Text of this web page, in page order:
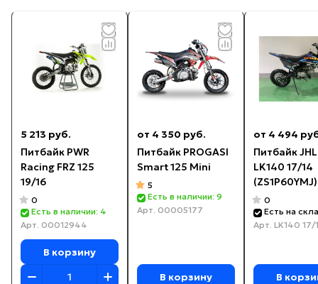
5 213 руб.
Питбайк PWR
Racing FRZ 125
19/16
0
Есть в наличии: 4
Арт. 00012944
В корзину
от 4 350 руб.
Питбайк PROGASI
Smart 125 Mini
5
Есть в наличии: 9
Арт. 00005177
В корзину
от 4 494
Питбайк
LK140 17/14
(ZS1P60YMJ)
0
Есть на
Арт. LK140 17/
В